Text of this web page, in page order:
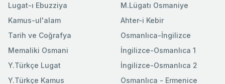
Lugat-ı Ebuzziya
M.Lügatı Osmaniye
Kamus-ul'alam
Tarih ve Coğrafya
Memaliki Osmani
Y.Türkçe Lugat
Y.Türkçe Kamus
Ahter-i Kebir
Osmanlıca-İngilizce
İngilizce-Osmanlıca 1
İngilizce-Osmanlıca 2
Osmanlıca - Ermenice